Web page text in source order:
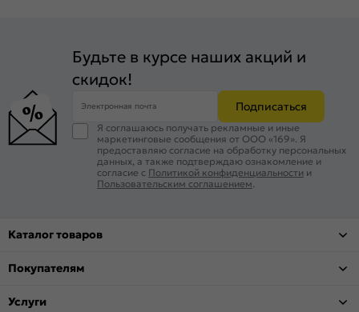
Будьте в курсе наших акций и
скидок!
Электронная почта Подписаться
Я соглашаюсь получать рекламные и иные
маркетинговые сообщения от ООО «169». Я
предоставляю согласие на обработку персональных
данных, а также подтверждаю ознакомление и
согласие с Политикой конфиденциальности и
Пользовательским соглашением
Каталог товаров
Покупателям
Услуги